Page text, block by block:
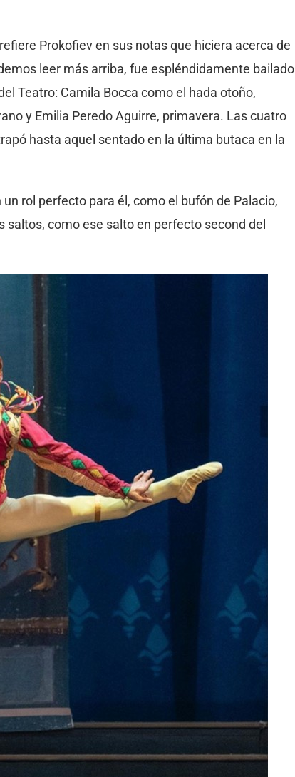
Prokofiev en sus notas que hiciera acerca de
leer más arriba, fue espléndidamente bailado
Teatro: Camila Bocca como el hada otoño,
y Emilia Peredo Aguirre, primavera. Las cuatro
hasta aquel sentado en la última butaca en la
rol perfecto para él, como el bufón de Palacio,
como ese salto en perfecto second del